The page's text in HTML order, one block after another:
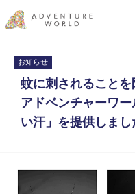
お知らせ
蚊に刺されること
アドベンチャーワ
い汗」を提供しまし